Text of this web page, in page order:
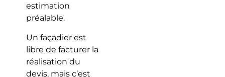
estimation
préalable.
Un façadier est
libre de facturer la
réalisation du
devis, mais c’est